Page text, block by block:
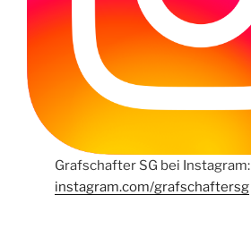
Grafschafter SG bei Instagram:
instagram.com/grafschaftersg